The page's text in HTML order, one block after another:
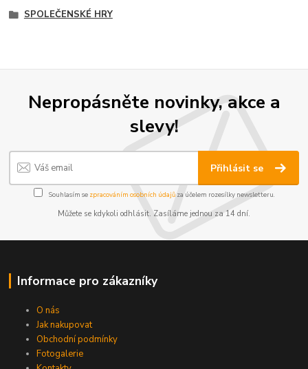
SPOLEČENSKÉ HRY
Nepropásněte novinky, akce a
slevy!
Přihlásit se
Souhlasím se zpracováním osobních údajůza účelem rozesílky newsletteru.
Můžete se kdykoli odhlásit. Zasíláme jednou za 14 dní.
Informace pro zákazníky
O nás
Jak nakupovat
Obchodní podmínky
Fotogalerie